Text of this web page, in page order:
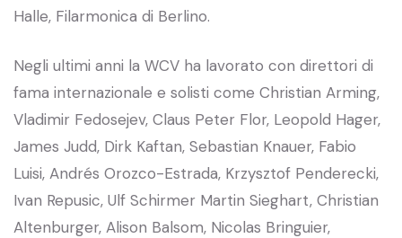
Halle, Filarmonica di Berlino.
Negli ultimi anni la WCV ha lavorato con direttori di
fama internazionale e solisti come Christian Arming,
Vladimir Fedosejev, Claus Peter Flor, Leopold Hager,
James Judd, Dirk Kaftan, Sebastian Knauer, Fabio
Luisi, Andrés Orozco-Estrada, Krzysztof Penderecki,
Ivan Repusic, Ulf Schirmer Martin Sieghart, Christian
Altenburger, Alison Balsom, Nicolas Bringuier,